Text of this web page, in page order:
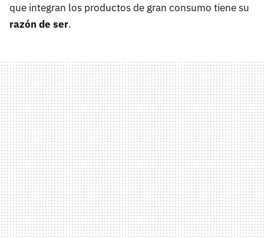
que integran los productos de gran consumo tiene su
razón de ser.